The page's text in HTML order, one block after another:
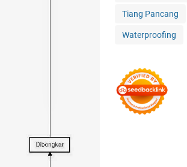
Tiang Pancang
Waterproofing